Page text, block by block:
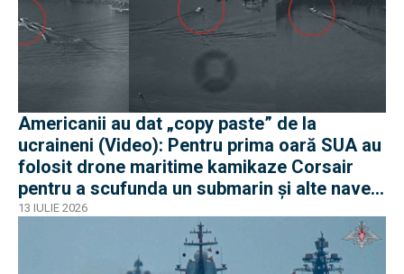
Americanii au dat „copy paste” de la
ucraineni (Video): Pentru prima oară SUA au
folosit drone maritime kamikaze Corsair
pentru a scufunda un submarin și alte nave
iraniene
13 IULIE 2026